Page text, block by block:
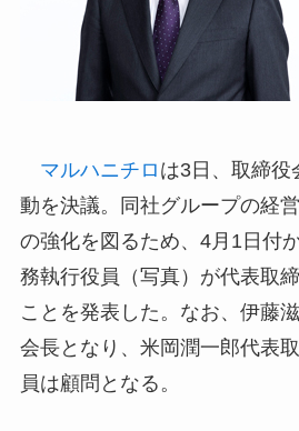
マルハニチロ は3日、取締役
動を決議。同社グループの経
の強化を図るため、4月1日付
務執行役員（写真）が代表取
ことを発表した。なお、伊藤
会長となり、米岡潤一郎代表
員は顧問となる。